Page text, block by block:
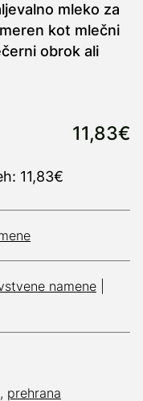
mleko za
kot mlečni
obrok ali
11,83€
11,83€
namene
, prehrana